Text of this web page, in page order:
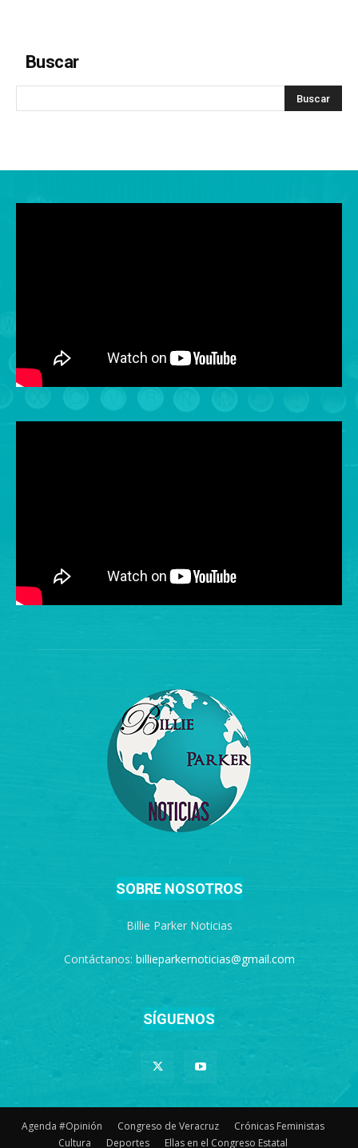
Buscar
SOBRE NOSOTROS
Billie Parker Noticias
Contáctanos: billieparkernoticias@gmail.com
SÍGUENOS
Agenda #Opinión Congreso de Veracruz
Crónicas Feministas
Cultura
Deportes Ellas en el Congreso Estatal